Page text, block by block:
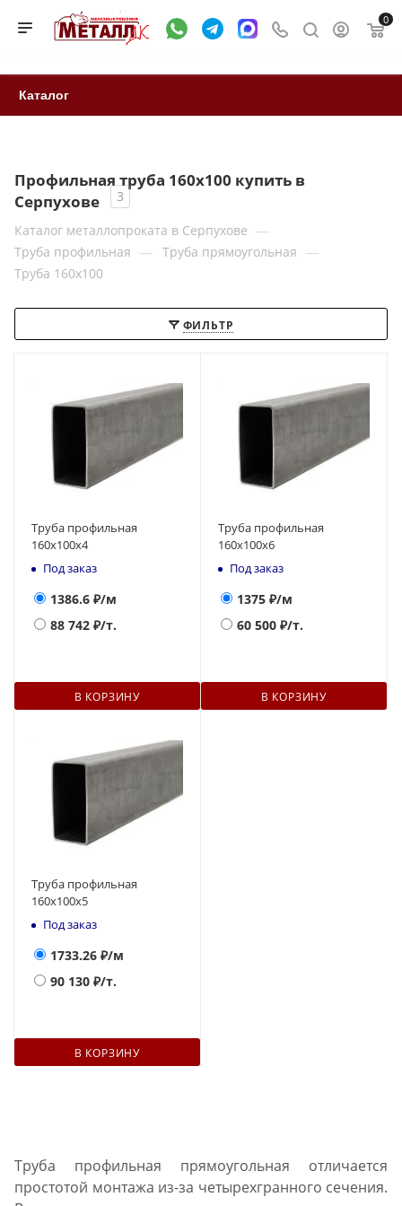
0
Каталог
Профильная труба 160x100 купить в
Серпухове
3
Каталог металлопроката в Серпухове —
Труба профильная — Труба прямоугольная —
Труба 160x100
ФИЛЬТР
Труба профильная
160х100x4
Под заказ
1386.6 ₽/м
88 742 ₽/т.
В КОРЗИНУ
Труба профильная
160х100x6
Под заказ
1375 ₽/м
60 500 ₽/т.
В КОРЗИНУ
Труба профильная
160х100x5
Под заказ
1733.26 ₽/м
90 130 ₽/т.
В КОРЗИНУ
Труба профильная прямоугольная отличается
простотой монтажа из-за четырехгранного сечения.